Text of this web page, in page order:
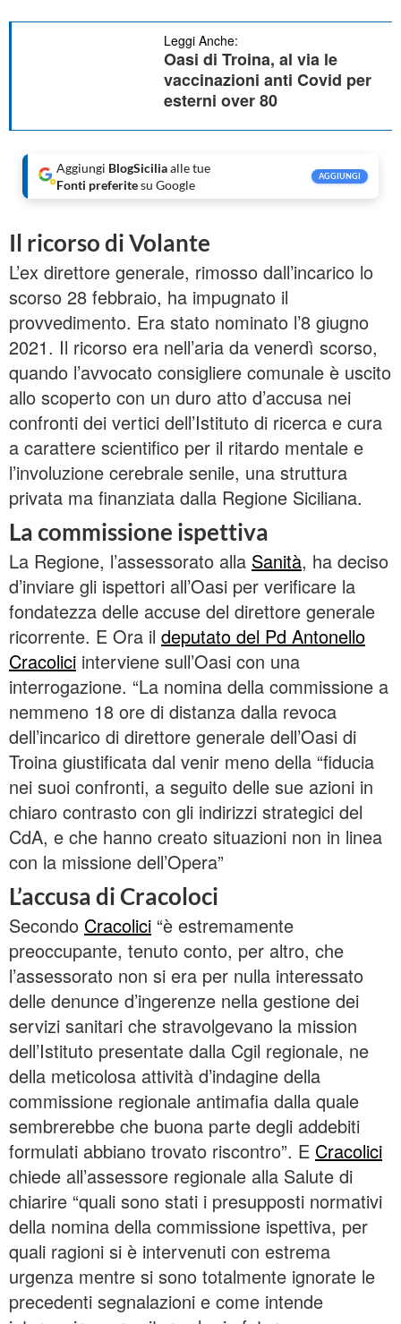
Leggi Anche:
Oasi di Troina, al via le
vaccinazioni anti Covid per
esterni over 80
Aggiungi BlogSiciliaalle tue
Fonti preferitesu Google
AGGIUNGI
Il ricorso di Volante
L’ex direttore generale, rimosso dall’incarico lo
scorso 28 febbraio, ha impugnato il
provvedimento. Era stato nominato l’8 giugno
2021. Il ricorso era nell’aria da venerdì scorso,
quando l’avvocato consigliere comunale è uscito
allo scoperto con un duro atto d’accusa nei
confronti dei vertici dell’Istituto di ricerca e cura
a carattere scientifico per il ritardo mentale e
l’involuzione cerebrale senile, una struttura
privata ma finanziata dalla Regione Siciliana.
La commissione ispettiva
La Regione, l’assessorato alla Sanità, ha deciso
d’inviare gli ispettori all’Oasi per verificare la
fondatezza delle accuse del direttore generale
ricorrente. E Ora il deputato del Pd Antonello
Cracolici interviene sull’Oasi con una
interrogazione. “La nomina della commissione a
nemmeno 18 ore di distanza dalla revoca
dell’incarico di direttore generale dell’Oasi di
Troina giustificata dal venir meno della “fiducia
nei suoi confronti, a seguito delle sue azioni in
chiaro contrasto con gli indirizzi strategici del
CdA, e che hanno creato situazioni non in linea
con la missione dell’Opera”
L’accusa di Cracoloci
Secondo Cracolici “è estremamente
preoccupante, tenuto conto, per altro, che
l’assessorato non si era per nulla interessato
delle denunce d’ingerenze nella gestione dei
servizi sanitari che stravolgevano la mission
dell’Istituto presentate dalla Cgil regionale, ne
della meticolosa attività d’indagine della
commissione regionale antimafia dalla quale
sembrerebbe che buona parte degli addebiti
formulati abbiano trovato riscontro”. E Cracolici
chiede all’assessore regionale alla Salute di
chiarire “quali sono stati i presupposti normativi
della nomina della commissione ispettiva, per
quali ragioni si è intervenuti con estrema
urgenza mentre si sono totalmente ignorate le
precedenti segnalazioni e come intende